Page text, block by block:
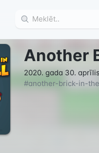
Another
2020. gada 30. aprīlis
#another-brick-in-